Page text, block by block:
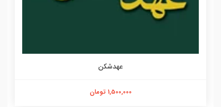
عهدشکن
1,500,000 تومان